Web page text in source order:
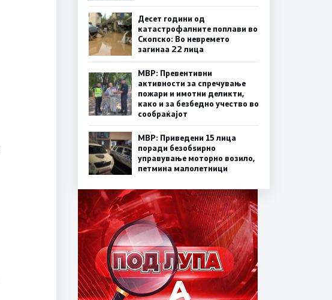
Десет години од
катастрофалните поплави во
Скопско: Во невремето
загинаа 22 лица
МВР: Превентивни
активности за спречување
пожари и имотни деликти,
како и за безбедно учество во
сообраќајот
МВР: Приведени 15 лица
поради безобѕирно
управување моторно возило,
петмина малолетници